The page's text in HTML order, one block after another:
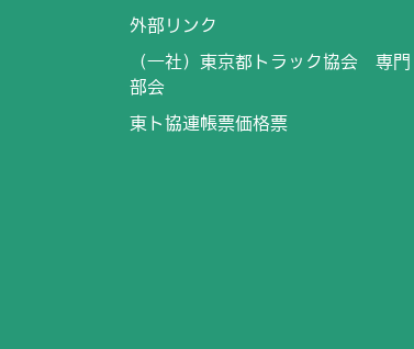
外部リンク
（一社）東京都トラック協会 専門
部会
東ト協連帳票価格票